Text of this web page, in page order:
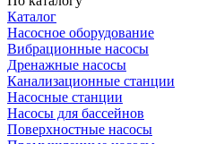
Каталог
Насосное оборудование
Вибрационные насосы
Дренажные насосы
Канализационные станции
Насосные станции
Насосы для бассейнов
Поверхностные насосы